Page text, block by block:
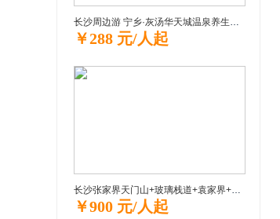
长沙周边游 宁乡·灰汤华天城温泉养生一日游
￥288 元/人起
长沙张家界天门山+玻璃栈道+袁家界+天子山+大峡谷玻璃桥“挑战之旅” 品质纯玩3日游
￥900 元/人起